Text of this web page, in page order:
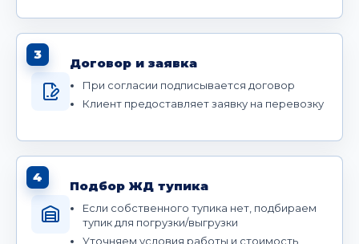
3
Договор и заявка
При согласии подписывается договор
Клиент предоставляет заявку на перевозку
4
Подбор ЖД тупика
Если собственного тупика нет, подбираем
тупик для погрузки/выгрузки
Уточняем условия работы и стоимость